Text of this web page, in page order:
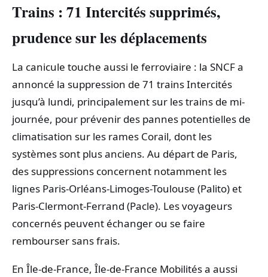
Trains : 71 Intercités supprimés,
prudence sur les déplacements
La canicule touche aussi le ferroviaire : la SNCF a
annoncé la suppression de 71 trains Intercités
jusqu’à lundi, principalement sur les trains de mi-
journée, pour prévenir des pannes potentielles de
climatisation sur les rames Corail, dont les
systèmes sont plus anciens. Au départ de Paris,
des suppressions concernent notamment les
lignes Paris-Orléans-Limoges-Toulouse (Palito) et
Paris-Clermont-Ferrand (Pacle). Les voyageurs
concernés peuvent échanger ou se faire
rembourser sans frais.
En Île-de-France, Île-de-France Mobilités a aussi